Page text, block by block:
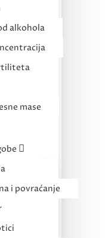
alkohola
mase
i povraćanje